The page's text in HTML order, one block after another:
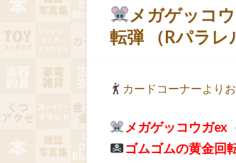
メガゲッコ
転弾 （Rパラ
カードコーナーより
メガゲッコウガex
ゴムゴムの黄金回